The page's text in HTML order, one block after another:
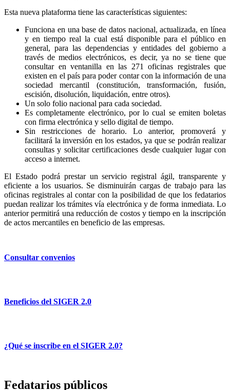
Esta nueva plataforma tiene las características siguientes:
Funciona en una base de datos nacional, actualizada, en línea
y en tiempo real la cual está disponible para el público en
general, para las dependencias y entidades del gobierno a
través de medios electrónicos, es decir, ya no se tiene que
consultar en ventanilla en las 271 oficinas registrales que
existen en el país para poder contar con la información de una
sociedad mercantil (constitución, transformación, fusión,
escisión, disolución, liquidación, entre otros).
Un solo folio nacional para cada sociedad.
Es completamente electrónico, por lo cual se emiten boletas
con firma electrónica y sello digital de tiempo.
Sin restricciones de horario. Lo anterior, promoverá y
facilitará la inversión en los estados, ya que se podrán realizar
consultas y solicitar certificaciones desde cualquier lugar con
acceso a internet.
El Estado podrá prestar un servicio registral ágil, transparente y
eficiente a los usuarios. Se disminuirán cargas de trabajo para las
oficinas registrales al contar con la posibilidad de que los fedatarios
puedan realizar los trámites vía electrónica y de forma inmediata. Lo
anterior permitirá una reducción de costos y tiempo en la inscripción
de actos mercantiles en beneficio de las empresas.
Consultar convenios
Beneficios del SIGER 2.0
¿Qué se inscribe en el SIGER 2.0?
Fedatarios públicos